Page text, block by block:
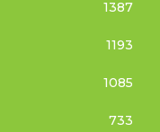
1387
1193
1085
733